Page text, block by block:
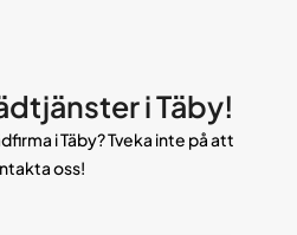
i Täby!
i Täby? Tveka inte på att
oss!